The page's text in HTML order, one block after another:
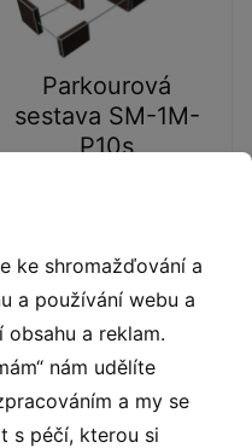
Parkourová
sestava SM-1M-
P10s
ke shromažďování a
a používání webu a
a reklam.
nám udělíte
a my se
s péčí, kterou si